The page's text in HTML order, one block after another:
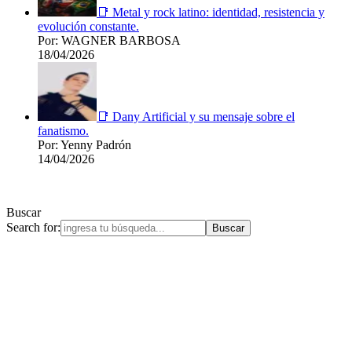
📑 Metal y rock latino: identidad, resistencia y
evolución constante.
Por: WAGNER BARBOSA
18/04/2026
📑 Dany Artificial y su mensaje sobre el
fanatismo.
Por: Yenny Padrón
14/04/2026
Buscar
Search for: